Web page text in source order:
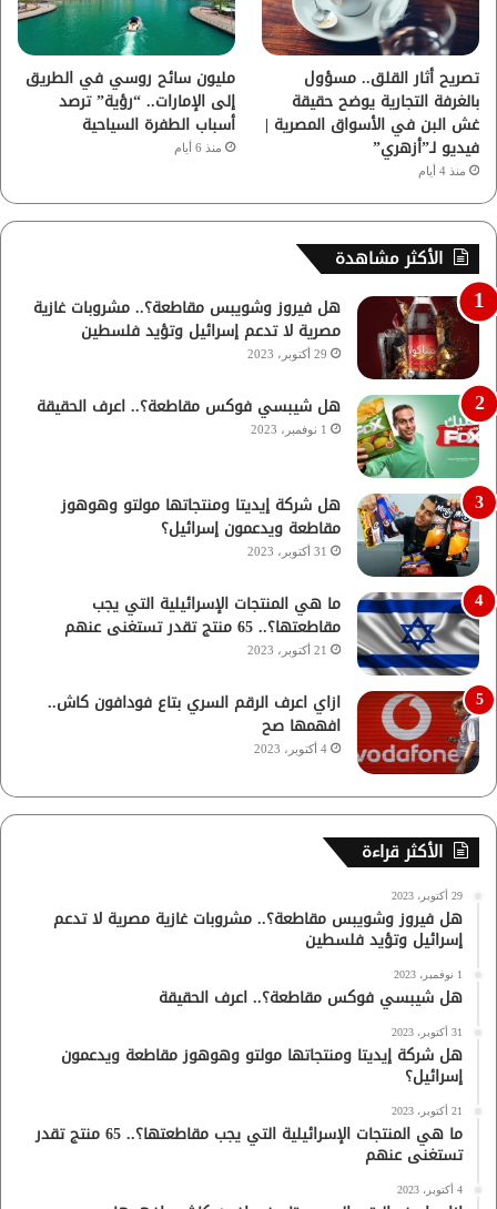
تصريح أثار القلق.. مسؤول
بالغرفة التجارية يوضح حقيقة
غش البن في الأسواق المصرية |
فيديو لـ”أزهري”
منذ 4 أيام
مليون سائح روسي في الطريق
إلى الإمارات.. “رؤية” ترصد
أسباب الطفرة السياحية
منذ 6 أيام
الأكثر مشاهدة
هل فيروز وشويبس مقاطعة؟.. مشروبات غازية
مصرية لا تدعم إسرائيل وتؤيد فلسطين
29 أكتوبر، 2023
هل شيبسي فوكس مقاطعة؟.. اعرف الحقيقة
1 نوفمبر، 2023
هل شركة إيديتا ومنتجاتها مولتو وهوهوز
مقاطعة ويدعمون إسرائيل؟
31 أكتوبر، 2023
ما هي المنتجات الإسرائيلية التي يجب
مقاطعتها؟.. 65 منتج تقدر تستغنى عنهم
21 أكتوبر، 2023
ازاي اعرف الرقم السري بتاع فودافون كاش..
افهمها صح
4 أكتوبر، 2023
الأكثر قراءة
29 أكتوبر، 2023
هل فيروز وشويبس مقاطعة؟.. مشروبات غازية مصرية لا تدعم
إسرائيل وتؤيد فلسطين
1 نوفمبر، 2023
هل شيبسي فوكس مقاطعة؟.. اعرف الحقيقة
31 أكتوبر، 2023
هل شركة إيديتا ومنتجاتها مولتو وهوهوز مقاطعة ويدعمون
إسرائيل؟
21 أكتوبر، 2023
ما هي المنتجات الإسرائيلية التي يجب مقاطعتها؟.. 65 منتج تقدر
تستغنى عنهم
4 أكتوبر، 2023